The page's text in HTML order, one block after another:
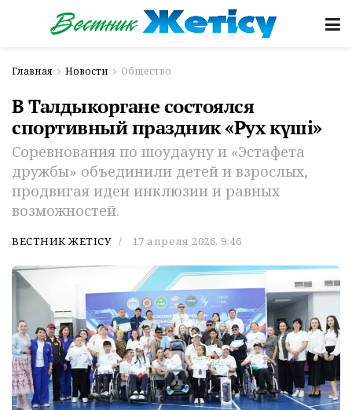
Главная Новости Общество
В Талдыкоргане состоялся
спортивный праздник «Рух күші»
Соревнования по шоудауну и «Эстафета
дружбы» объединили детей и взрослых,
продвигая идеи инклюзии и равных
возможностей.
ВЕСТНИК ЖЕТІСУ 17 апреля 2026, 9:46